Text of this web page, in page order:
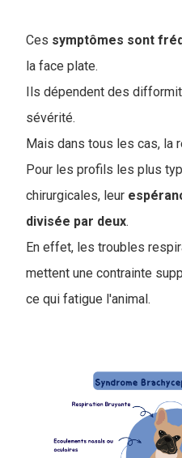
Ces symptômes sont
la face plate.
Ils dépendent des
sévérité.
Mais dans tous les cas, la
Pour les profils les plus
chirurgicales, leur
divisée par deux.
En effet, les troubles
mettent une contrainte
ce qui fatigue l'animal.